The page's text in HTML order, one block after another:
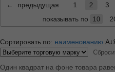
← предыдущая 1 2 3
показывать по
10
Сортировать по: наименованию
Один квадрат на фоне товара